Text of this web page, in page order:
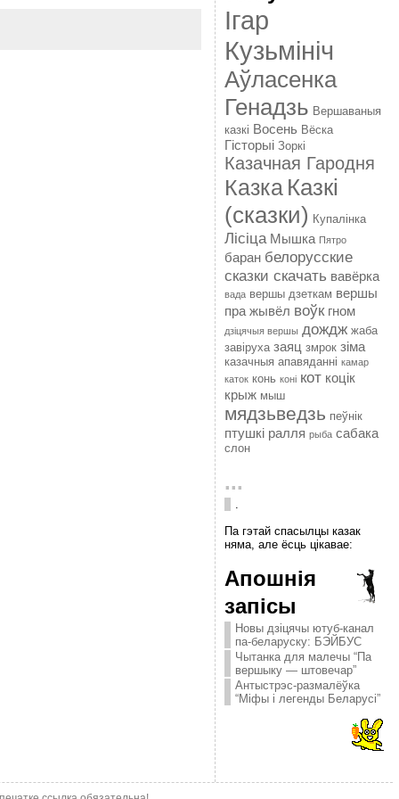
Ігар
Кузьмініч
Аўласенка
Генадзь Вершаваныя
казкі Восень Вёска
Гісторыі Зоркі
Казачная Гародня
Казка Казкі
(сказки) Купалінка
Лісіца Мышка Пятро
баран белорусские
сказки скачать вавёрка
вада вершы дзеткам вершы
пра жывёл воўк гном
дзіцячыя вершы дождж жаба
завіруха заяц змрок зіма
казачныя апавяданні камар
каток конь коні кот коцік
крыж мыш
мядзьведзь пеўнік
птушкі ралля рыба сабака
слон
...
.
Па гэтай спасылцы казак
няма, але ёсць цікавае:
Апошнія
запісы
Новы дзіцячы ютуб-канал
па-беларуску: БЭЙБУС
Чытанка для малечы “Па
вершыку — штовечар”
Антыстрэс-размалёўка
“Міфы і легенды Беларусі”